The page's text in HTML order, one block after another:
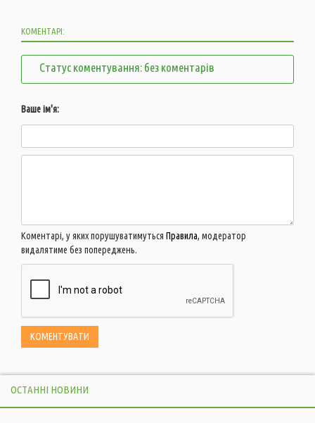
КОМЕНТАРІ:
Статус коментування: без коментарів
Ваше ім'я:
Коментарі, у яких порушуватимуться Правила, модератор
видалятиме без попереджень.
ОСТАННІ НОВИНИ